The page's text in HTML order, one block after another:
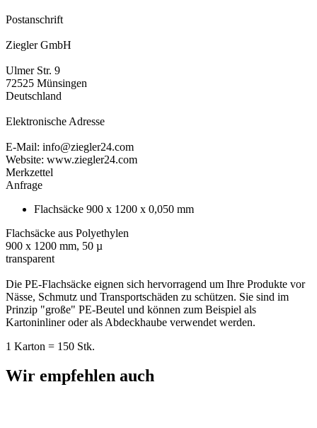
Postanschrift
Ziegler GmbH
Ulmer Str. 9
72525 Münsingen
Deutschland
Elektronische Adresse
E-Mail: info@ziegler24.com
Website: www.ziegler24.com
Merkzettel
Anfrage
Flachsäcke 900 x 1200 x 0,050 mm
Flachsäcke aus Polyethylen
900 x 1200 mm, 50 µ
transparent
Die PE-Flachsäcke eignen sich hervorragend um Ihre Produkte vor
Nässe, Schmutz und Transportschäden zu schützen. Sie sind im
Prinzip "große" PE-Beutel und können zum Beispiel als
Kartoninliner oder als Abdeckhaube verwendet werden.
1 Karton = 150 Stk.
Wir empfehlen auch